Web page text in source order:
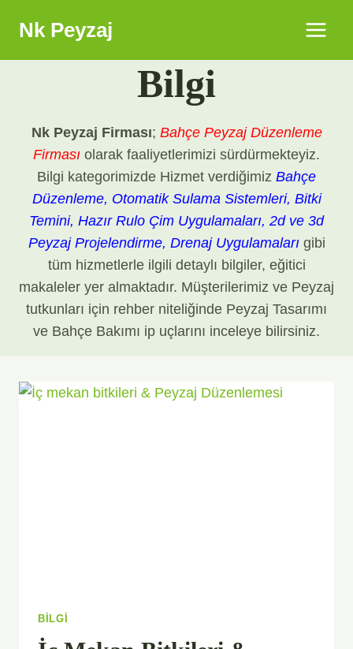
Nk Peyzaj
Bilgi
Nk Peyzaj Firması; Bahçe Peyzaj Düzenleme
Firması olarak faaliyetlerimizi sürdürmekteyiz.
Bilgi kategorimizde Hizmet verdiğimiz Bahçe
Düzenleme, Otomatik Sulama Sistemleri, Bitki
Temini, Hazır Rulo Çim Uygulamaları, 2d ve 3d
Peyzaj Projelendirme, Drenaj Uygulamalarıgibi
tüm hizmetlerle ilgili detaylı bilgiler, eğitici
makaleler yer almaktadır. Müşterilerimiz ve Peyzaj
tutkunları için rehber niteliğinde Peyzaj Tasarımı
ve Bahçe Bakımı ip uçlarını inceleye bilirsiniz.
BILGI